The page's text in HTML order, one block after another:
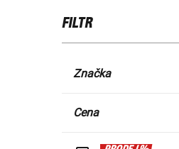
FILTR
Značka
Cena